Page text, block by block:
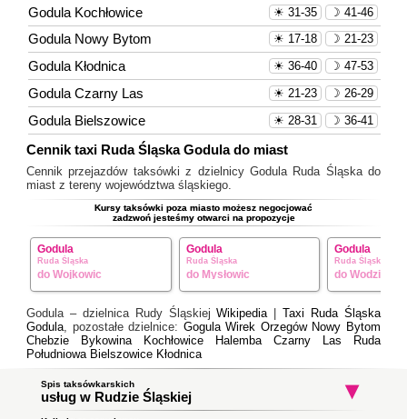
Godula Kochłowice ☽ 41-46
☀ 31-35
Godula Nowy Bytom ☽ 21-23
☀ 17-18
Godula Kłodnica ☽ 47-53
☀ 36-40
Godula Czarny Las ☽ 26-29
☀ 21-23
Godula Bielszowice ☽ 36-41
☀ 28-31
Cennik taxi Ruda Śląska Godula do miast
Cennik przejazdów taksówki z dzielnicy Godula Ruda Śląska do
miast z tereny województwa śląskiego.
Kursy taksówki poza miasto możesz negocjować
zadzwoń jesteśmy otwarci na propozycje
Godula
Ruda Śląska
do Wojkowic
Godula
Ruda Śląska
do Mysłowic
Godula
Ruda Śląska
do
Godula – dzielnica Rudy ŚląskiejWikipedia|Taxi Ruda Śląska
Godula, pozostałe dzielnice: Gogula Wirek Orzegów Nowy Bytom
Chebzie
Bykowina Kochłowice Halemba Czarny Las
Ruda
Południowa Bielszowice Kłodnica
Spis taksówkarskich
usług w Rudzie Śląskiej